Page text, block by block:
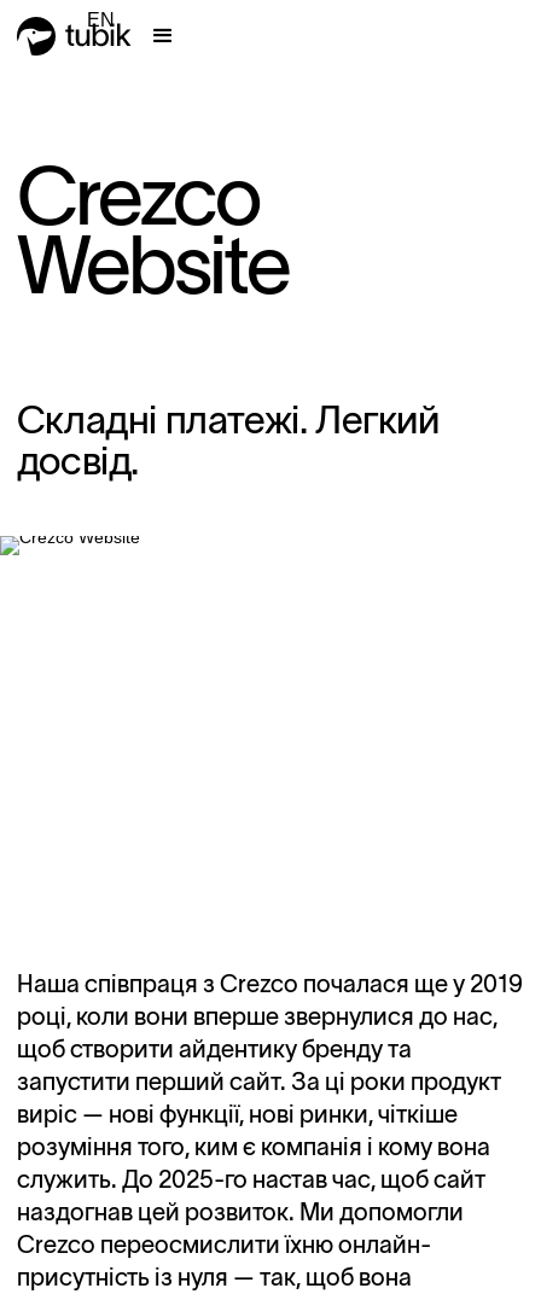
EN
Crezco
Website
Складні платежі. Легкий
досвід.
Наша співпраця з Crezco почалася ще у 2019
році, коли вони вперше звернулися до нас,
щоб створити айдентику бренду та
запустити перший сайт. За ці роки продукт
виріс — нові функції, нові ринки, чіткіше
розуміння того, ким є компанія і кому вона
служить. До 2025-го настав час, щоб сайт
наздогнав цей розвиток. Ми допомогли
Crezco переосмислити їхню онлайн-
присутність із нуля — так, щоб вона